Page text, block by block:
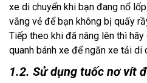
xe di chuyển khi bạn đang nổ
vắng vẻ để bạn không bị quấy
Tiếp theo khi đã nâng lên thì
quanh bánh xe để ngăn xe tải di
1.2. Sử dụng tuốc nơ vít